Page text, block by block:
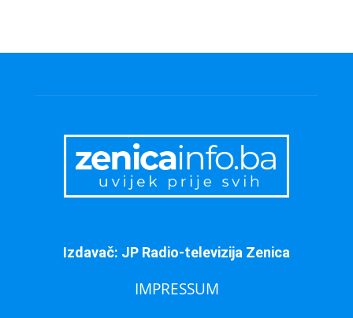
Izdavač: JP Radio-televizija Zenica
IMPRESSUM